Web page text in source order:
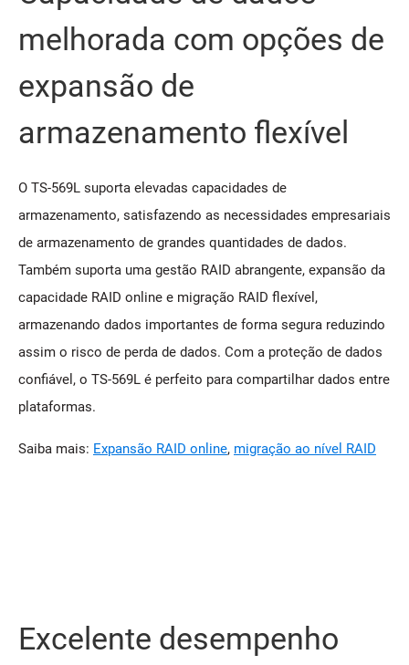
melhorada com opções de
expansão de
armazenamento flexível
O TS-569L suporta elevadas capacidades de
armazenamento, satisfazendo as necessidades empresariais
de armazenamento de grandes quantidades de dados.
Também suporta uma gestão RAID abrangente, expansão da
capacidade RAID online e migração RAID flexível,
armazenando dados importantes de forma segura reduzindo
assim o risco de perda de dados. Com a proteção de dados
confiável, o TS-569L é perfeito para compartilhar dados entre
plataformas.
Saiba mais: Expansão RAID online, migração ao nível RAID
Excelente desempenho